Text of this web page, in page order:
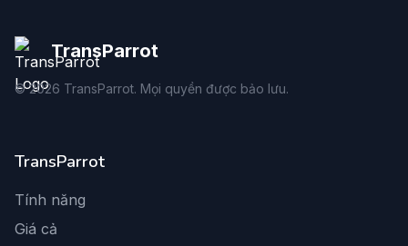
TransParrot
©2026 TransParrot. Mọi quyền được bảo lưu.
TransParrot
Tính năng
Giá cả